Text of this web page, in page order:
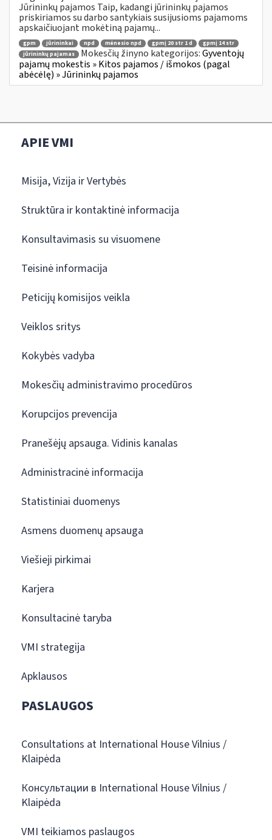
Jūrininkų pajamos Taip, kadangi jūrininkų pajamos
priskiriamos su darbo santykiais susijusioms pajamoms
apskaičiuojant mokėtiną pajamų...
gpm jūrininkai npd mėnesio npd gpmį 20 str 1 d
gpmį 14 str
jūrininkų pajamas
Mokesčių žinyno kategorijos:Gyventojų
pajamų mokestis » Kitos pajamos / išmokos (pagal
abėcėlę) » Jūrininkų pajamos
APIE VMI
Misija, Vizija ir Vertybės
Struktūra ir kontaktinė informacija
Konsultavimasis su visuomene
Teisinė informacija
Peticijų komisijos veikla
Veiklos sritys
Kokybės vadyba
Mokesčių administravimo procedūros
Korupcijos prevencija
Pranešėjų apsauga. Vidinis kanalas
Administracinė informacija
Statistiniai duomenys
Asmens duomenų apsauga
Viešieji pirkimai
Karjera
Konsultacinė taryba
VMI strategija
Apklausos
PASLAUGOS
Consultations at International House Vilnius /
Klaipėda
Консультации в International House Vilnius /
Klaipėda
VMI teikiamos paslaugos